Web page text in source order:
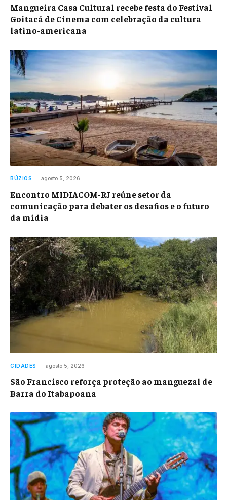
Mangueira Casa Cultural recebe festa do Festival
Goitacá de Cinema com celebração da cultura
latino-americana
BÚZIOS agosto 5, 2026
Encontro MIDIACOM-RJ reúne setor da
comunicação para debater os desafios e o futuro
da mídia
CIDADES agosto 5, 2026
São Francisco reforça proteção ao manguezal de
Barra do Itabapoana